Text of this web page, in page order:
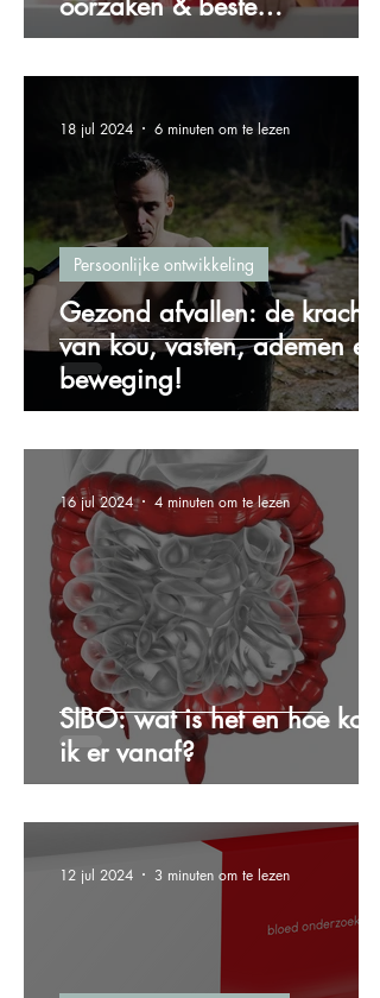
oplossingen!
Gezond afvallen: de kracht
van kou, vasten, ademen en
beweging!
Persoonlijke ontwikkeling
18 jul 2024 6 minuten om te lezen
SIBO: wat is het en hoe kom
ik er vanaf?
16 jul 2024 4 minuten om te lezen
12 jul 2024 3 minuten om te lezen